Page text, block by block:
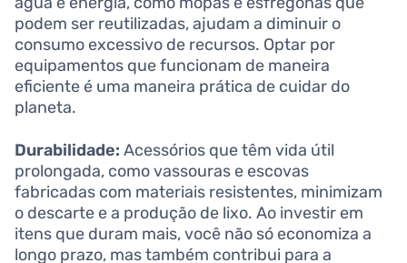
podem ser reutilizadas, ajudam a diminuir o
consumo excessivo de recursos. Optar por
equipamentos que funcionam de maneira
eficiente é uma maneira prática de cuidar do
planeta.
Durabilidade: Acessórios que têm vida útil
prolongada, como vassouras e escovas
fabricadas com materiais resistentes, minimizam
o descarte e a produção de lixo. Ao investir em
itens que duram mais, você não só economiza a
longo prazo, mas também contribui para a